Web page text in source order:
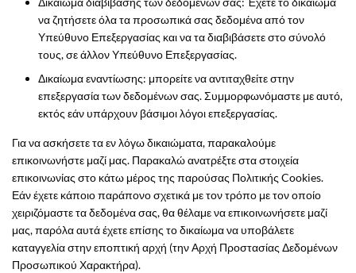
να ζητήσετε όλα τα προσωπικά σας δεδομένα από τον
Υπεύθυνο Επεξεργασίας και να τα διαβιβάσετε στο σύνολό
τους, σε άλλον Υπεύθυνο Επεξεργασίας.
Δικαίωμα εναντίωσης: μπορείτε να αντιταχθείτε στην
επεξεργασία των δεδομένων σας. Συμμορφωνόμαστε με αυτό,
εκτός εάν υπάρχουν βάσιμοι λόγοι επεξεργασίας.
Για να ασκήσετε τα εν λόγω δικαιώματα, παρακαλούμε
επικοινωνήστε μαζί μας. Παρακαλώ ανατρέξτε στα στοιχεία
επικοινωνίας στο κάτω μέρος της παρούσας Πολιτικής Cookies.
Εάν έχετε κάποιο παράπονο σχετικά με τον τρόπο με τον οποίο
χειριζόμαστε τα δεδομένα σας, θα θέλαμε να επικοινωνήσετε μαζί
μας, παρόλα αυτά έχετε επίσης το δικαίωμα να υποβάλετε
καταγγελία στην εποπτική αρχή (την Αρχή Προστασίας Δεδομένων
Προσωπικού Χαρακτήρα).